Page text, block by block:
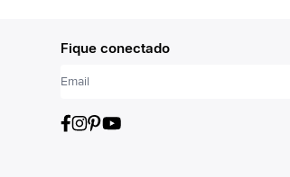
Fique conectado